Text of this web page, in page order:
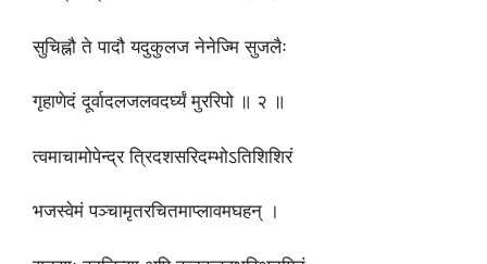
सुचिह्नौ ते पादौ यदुकुलज नेनेज्मि सुजलैः
गृहाणेदं दूर्वादलजलवदर्घ्यं मुररिपो ॥ २ ॥
त्वमाचामोपेन्द्र त्रिदशसरिदम्भोऽतिशिशिरं
भजस्वेमं पञ्चामृतरचितमाप्लावमघहन् ।